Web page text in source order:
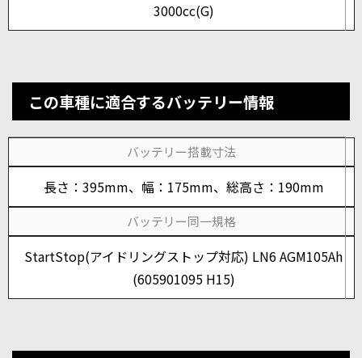
3000cc(G)
この車種に適合するバッテリー情報
バッテリー搭載寸法
長さ：395mm、幅：175mm、総高さ：190mm
バッテリー同一規格
StartStop(アイドリングストップ対応) LN6 AGM105Ah
(605901095 H15)